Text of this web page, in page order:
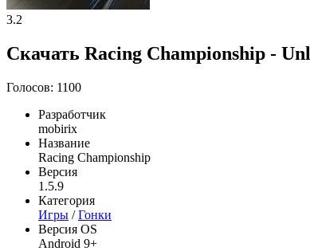
3.2
Скачать Racing Championship -
Голосов: 1100
Разработчик
mobirix
Название
Racing Championship
Версия
1.5.9
Категория
Игры /Гонки
Версия OS
Android 9+